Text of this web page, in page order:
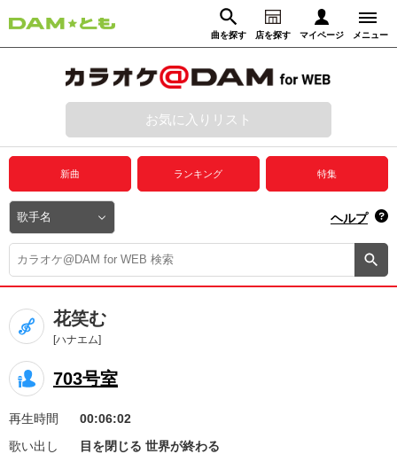
曲を探す 店を探す マイページ メニュー
動画からさがす 録音からさがす
ログイン
プレミアムサービス
DAM★とも動画
DAM★とも録音
カラオケ＠DAM
ユーザー検索
キャンペーン
お知らせ よくあるご質問
お気に入りリスト
新曲 ランキング 特集
ヘルプ
花笑む
[ハナエム]
703号室
再生時間
00:06:02
歌い出し
目を閉じる 世界が終わる